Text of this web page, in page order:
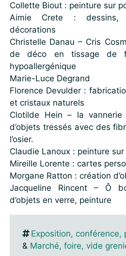
Collette Biout : peinture sur
Aimie Crete :
décorations
Christelle Danau – Cris
de déco en tissage de
hypoallergénique
Marie-Luce Degrand
Florence Devulder :
et cristaux naturels
Clotilde Hein – la vannerie
d’objets tressés avec des
l’osier.
Claudie Lanoux : peinture sur
Mireille Lorente : cartes
Morgane Ratton : création
Jacqueline Rincent – Ô
d’objets en verre, peinture
Exposition, conférence,
& Marché, foire, vide